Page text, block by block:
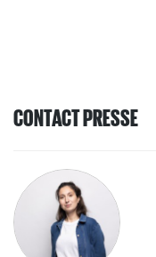
CONTACT PRESSE